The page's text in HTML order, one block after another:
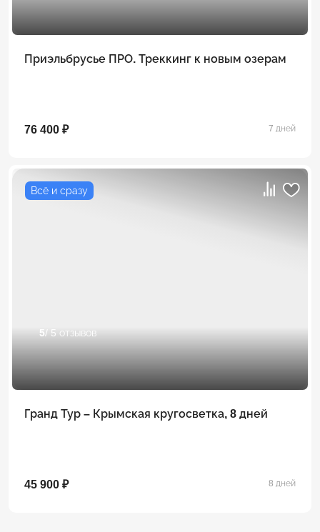
Приэльбрусье ПРО. Треккинг к новым озерам
76 400 ₽ 7 дней
Всё и сразу
5/ 5 отзывов
Гранд Тур – Крымская кругосветка, 8 дней
45 900 ₽ 8 дней